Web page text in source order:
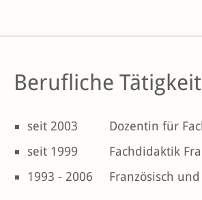
Berufliche
seit 2003
Dozentin für
seit 1999
Fachdidaktik
1993 - 2006
Französisch